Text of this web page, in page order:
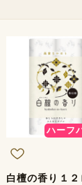
ハーフ
白檀の香り１２